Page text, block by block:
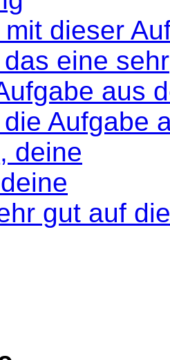
dieser
eine sehr
aus
Aufgabe
deine
gut auf die